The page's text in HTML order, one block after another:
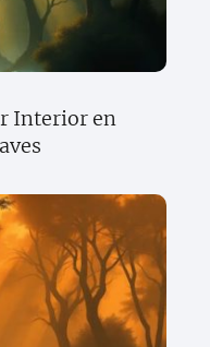
Interior en